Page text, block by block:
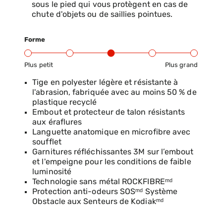
sous le pied qui vous protègent en cas de
chute d'objets ou de saillies pointues.
Forme
Plus petit Plus grand
Gamme d’ajustement du produit : du petit au grand
Tige en polyester légère et résistante à
l'abrasion, fabriquée avec au moins 50 % de
plastique recyclé
Embout et protecteur de talon résistants
aux éraflures
Languette anatomique en microfibre avec
soufflet
Garnitures réfléchissantes 3M sur l’embout
et l'empeigne pour les conditions de faible
luminosité
Technologie sans métal ROCKFIBREᵐᵈ
Protection anti-odeurs SOSᵐᵈ Système
Obstacle aux Senteurs de Kodiakᵐᵈ